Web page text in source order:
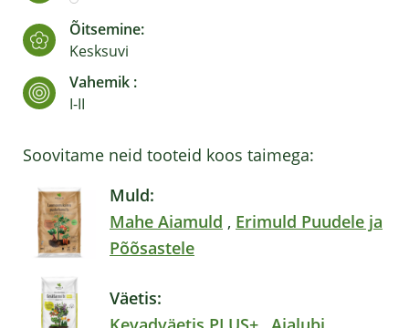
Õitsemine:
Kesksuvi
Vahemik :
I-II
Soovitame neid tooteid koos taimega:
Muld:
Mahe Aiamuld , Erimuld Puudele ja
Põõsastele
Väetis: